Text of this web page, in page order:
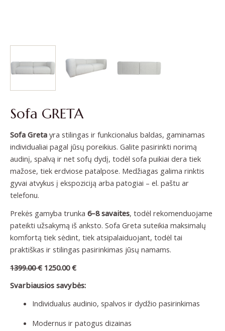
Sofa GRETA
Sofa Greta yra stilingas ir funkcionalus baldas, gaminamas
individualiai pagal jūsų poreikius. Galite pasirinkti norimą
audinį, spalvą ir net sofų dydį, todėl sofa puikiai dera tiek
mažose, tiek erdviose patalpose. Medžiagas galima rinktis
gyvai atvykus į ekspoziciją arba patogiai – el. paštu ar
telefonu.
Prekės gamyba trunka 6–8 savaites, todėl rekomenduojame
pateikti užsakymą iš anksto. Sofa Greta suteikia maksimalų
komfortą tiek sėdint, tiek atsipalaiduojant, todėl tai
praktiškas ir stilingas pasirinkimas jūsų namams.
1399.00€ 1250.00€
Svarbiausios savybės:
Individualus audinio, spalvos ir dydžio pasirinkimas
Modernus ir patogus dizainas